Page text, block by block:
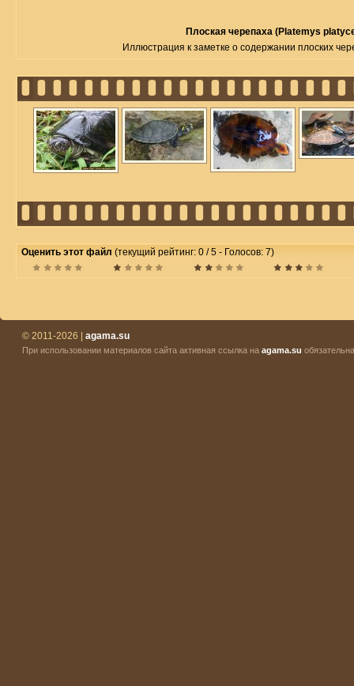
Плоская черепаха (Platemys
Иллюстрация к заметке о содержании плоских
Оценить этот файл (текущий рейтинг: 0 / 5 - Голосов: 7)
© 2011-2026 | agama.su
При использовании материалов сайта активная ссылка на agama.su